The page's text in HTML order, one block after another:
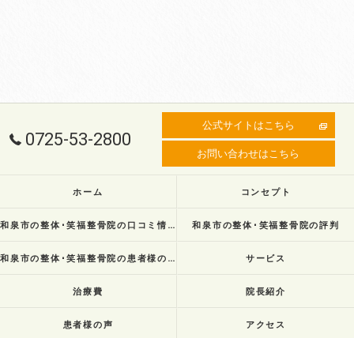
0725-53-2800
公式サイトはこちら
お問い合わせはこちら
ホーム コンセプト
和泉市の整体･笑福整骨院の口コミ情報 和泉市の整体･笑福整骨院の評判
和泉市の整体･笑福整骨院の患者様の声 サービス
治療費 院長紹介
患者様の声 アクセス